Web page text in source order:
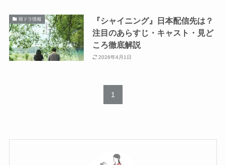
韓ドラ情報
『シャイニング』日本配信先は？
注目のあらすじ・キャスト・見ど
ころ徹底解説
2026年4月1日
1